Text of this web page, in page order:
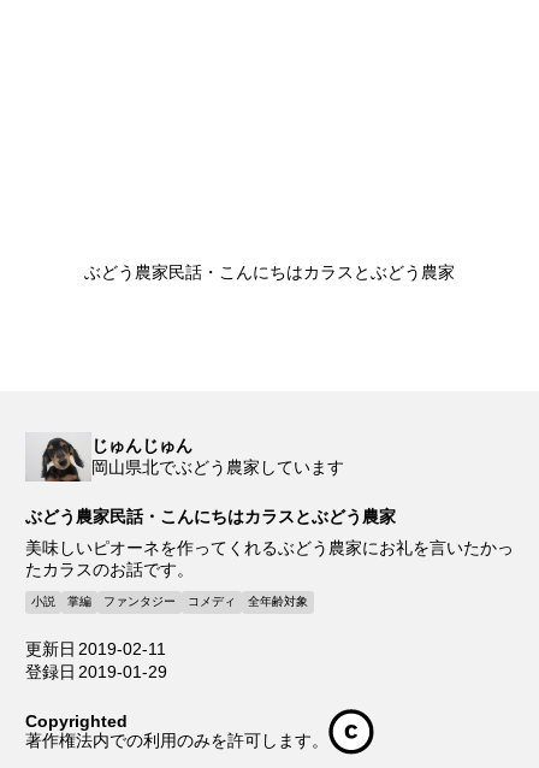
ぶどう農家民話・こんにちはカラスとぶどう農家
じゅんじゅん
岡山県北でぶどう農家しています
ぶどう農家民話・こんにちはカラスとぶどう農家
美味しいピオーネを作ってくれるぶどう農家にお礼を言いたかっ
たカラスのお話です。
小説 掌編 ファンタジー コメディ 全年齢対象
更新日 2019-02-11
登録日 2019-01-29
Copyrighted
著作権法内での利用のみを許可します。